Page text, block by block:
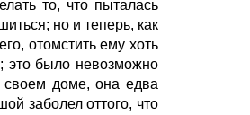
то, что пыталась
но и теперь, как
отомстить ему хоть
это было невозможно
своем доме, она едва
заболел оттого, что